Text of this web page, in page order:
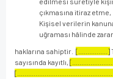
çıkmasına itiraz etme,
Kişisel verilerin
uğraması hâlinde
haklarına sahiptir. [................]
sayısında kayıtlı,